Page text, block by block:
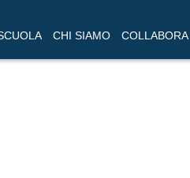
CHI SIAMO COLLABORA